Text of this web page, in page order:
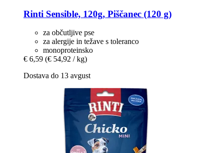
Rinti Sensible, 120g, Piščanec (120 g)
za občutljive pse
za alergije in težave s toleranco
monoproteinsko
€ 6,59 (€ 54,92 / kg)
Dostava do 13 avgust